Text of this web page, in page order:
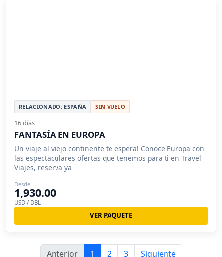
RELACIONADO: ESPAÑA SIN VUELO
16 días
FANTASÍA EN EUROPA
Un viaje al viejo continente te espera! Conoce Europa con
las espectaculares ofertas que tenemos para ti en Travel
Viajes, reserva ya
Desde
1,930.00
USD / DBL
VER PAQUETE
Anterior 1 2 3 Siguiente